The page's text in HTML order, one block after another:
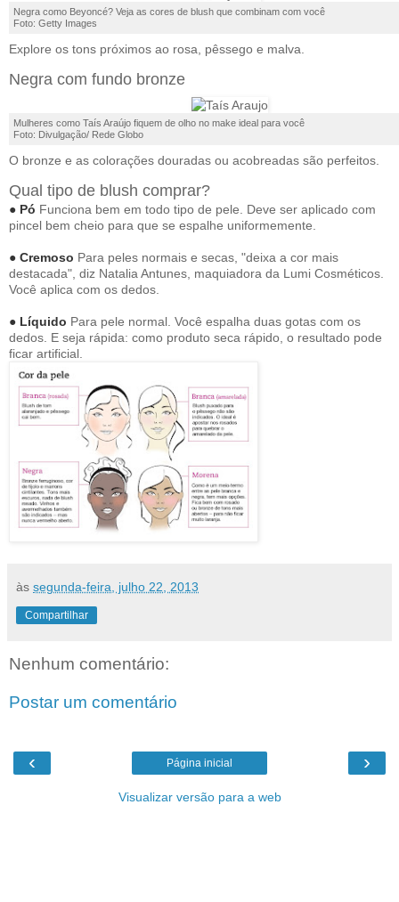
Negra como Beyoncé? Veja as cores de blush que combinam com você
Foto: Getty Images
Explore os tons próximos ao rosa, pêssego e malva.
Negra com fundo bronze
Mulheres como Taís Araújo fiquem de olho no make ideal para você
Foto: Divulgação/ Rede Globo
O bronze e as colorações douradas ou acobreadas são perfeitos.
Qual tipo de blush comprar?
● Pó Funciona bem em todo tipo de pele. Deve ser aplicado com
pincel bem cheio para que se espalhe uniformemente.
● Cremoso Para peles normais e secas, "deixa a cor mais
destacada", diz Natalia Antunes, maquiadora da Lumi Cosméticos.
Você aplica com os dedos.
● Líquido Para pele normal. Você espalha duas gotas com os
dedos. E seja rápida: como produto seca rápido, o resultado pode
ficar artificial.
às segunda-feira, julho 22, 2013
Compartilhar
Nenhum comentário:
Postar um comentário
‹ ›
Página inicial
Visualizar versão para a web